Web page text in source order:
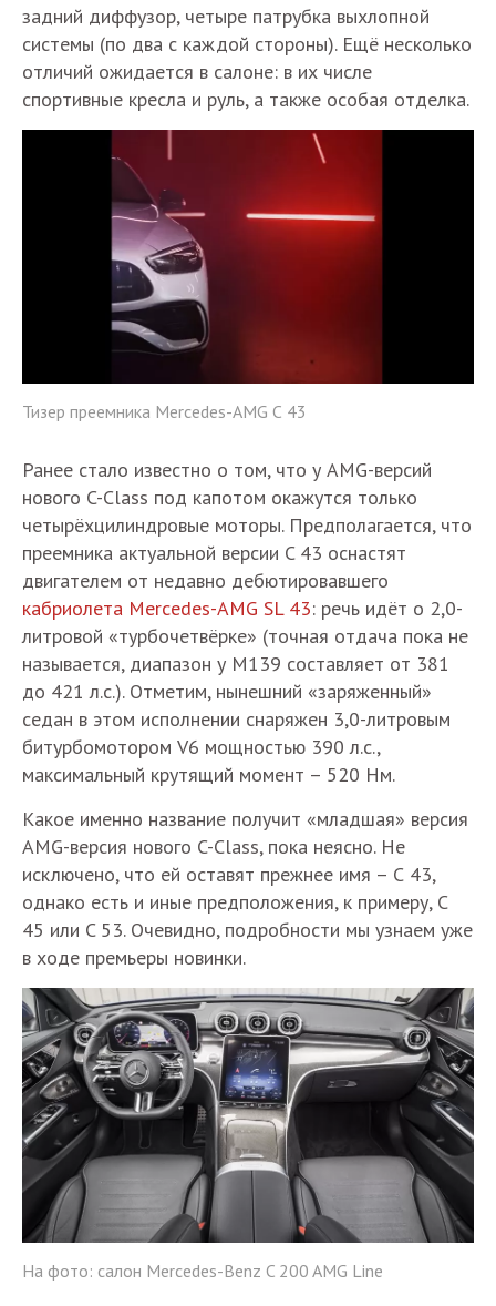
задний диффузор, четыре патрубка выхлопной
системы (по два с каждой стороны). Ещё несколько
отличий ожидается в салоне: в их числе
спортивные кресла и руль, а также особая отделка.
Тизер преемника Mercedes-AMG С 43
Ранее стало известно о том, что у AMG-версий
нового C-Class под капотом окажутся только
четырёхцилиндровые моторы. Предполагается, что
преемника актуальной версии C 43 оснастят
двигателем от недавно дебютировавшего
кабриолета Mercedes-AMG SL 43: речь идёт о 2,0-
литровой «турбочетвёрке» (точная отдача пока не
называется, диапазон у M139 составляет от 381
до 421 л.с.). Отметим, нынешний «заряженный»
седан в этом исполнении снаряжен 3,0-литровым
битурбомотором V6 мощностью 390 л.с.,
максимальный крутящий момент – 520 Нм.
Какое именно название получит «младшая» версия
AMG-версия нового C-Class, пока неясно. Не
исключено, что ей оставят прежнее имя – С 43,
однако есть и иные предположения, к примеру, C
45 или C 53. Очевидно, подробности мы узнаем уже
в ходе премьеры новинки.
На фото: салон Mercedes-Benz C 200 AMG Line